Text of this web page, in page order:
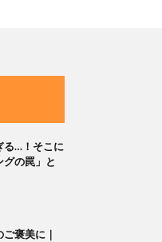
る…！そこに
の罠」と
ご褒美に｜